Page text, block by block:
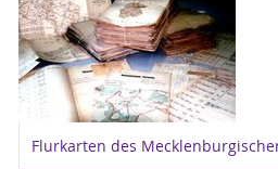
Flurkarten des